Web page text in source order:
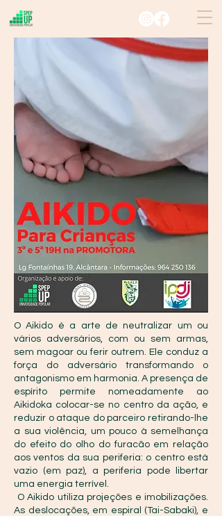
O Aikido é a arte de neutralizar um ou
vários adversários, com ou sem armas,
sem magoar ou ferir outrem. Ele conduz a
força do adversário transformando o
antagonismo em harmonia. A presença de
espírito permite nomeadamente ao
Aikidoka colocar-se no centro da ação, e
reduzir o ataque do parceiro retirando-lhe
a sua violência, um pouco à semelhança
do efeito do olho do furacão em relação
aos ventos da sua periferia: o centro está
vazio (em paz), a periferia pode libertar
uma energia terrível.
O Aikido utiliza projeções e imobilizações.
As deslocações, em espiral (Tai-Sabaki), e